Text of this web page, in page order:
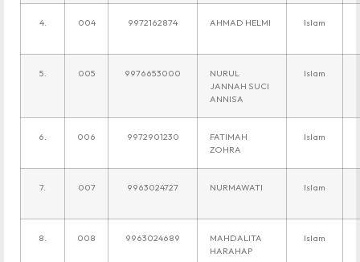
4. 004 9972162874 AHMAD HELMI Islam
5. 005 9976653000
NURUL
JANNAH SUCI
ANNISA
Islam
6. 006 9972901230
FATIMAH
ZOHRA
Islam
7. 007 9963024727 NURMAWATI Islam
8. 008 9963024689
MAHDALITA
HARAHAP
Islam